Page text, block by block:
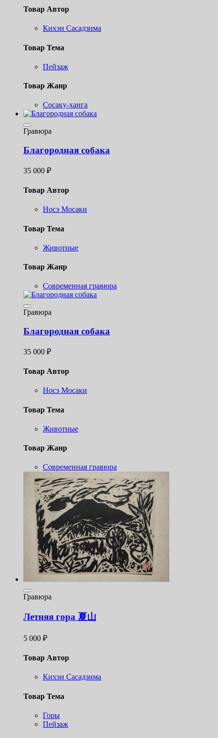
Товар Автор
Кихэи Сасадзима
Товар Тема
Пейзаж
Товар Жанр
Сосаку-ханга
Гравюра
Благородная собака
35 000 ₽
Товар Автор
Носэ Мосаки
Товар Тема
Животные
Товар Жанр
Современная гравюра
Гравюра
Благородная собака
35 000 ₽
Товар Автор
Носэ Мосаки
Товар Тема
Животные
Товар Жанр
Современная гравюра
Гравюра
Летняя гора 夏山
5 000 ₽
Товар Автор
Кихэи Сасадзима
Товар Тема
Горы
Пейзаж